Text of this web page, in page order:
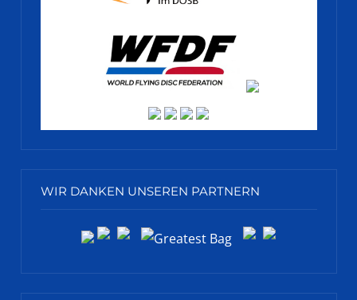
WIR DANKEN UNSEREN PARTNERN